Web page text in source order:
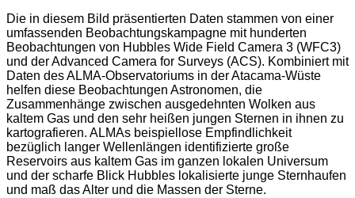
Die in diesem Bild präsentierten Daten stammen von einer
umfassenden Beobachtungskampagne mit hunderten
Beobachtungen von Hubbles Wide Field Camera 3 (WFC3)
und der Advanced Camera for Surveys (ACS). Kombiniert mit
Daten des ALMA-Observatoriums in der Atacama-Wüste
helfen diese Beobachtungen Astronomen, die
Zusammenhänge zwischen ausgedehnten Wolken aus
kaltem Gas und den sehr heißen jungen Sternen in ihnen zu
kartografieren. ALMAs beispiellose Empfindlichkeit
bezüglich langer Wellenlängen identifizierte große
Reservoirs aus kaltem Gas im ganzen lokalen Universum
und der scharfe Blick Hubbles lokalisierte junge Sternhaufen
und maß das Alter und die Massen der Sterne.